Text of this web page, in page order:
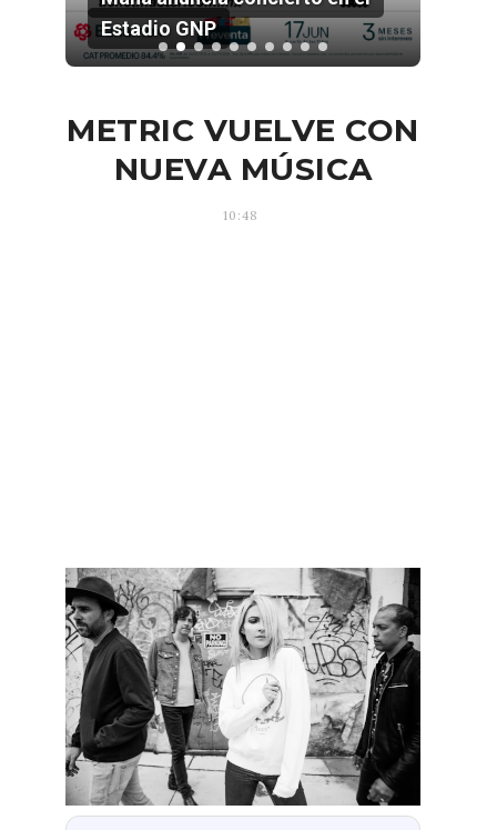
Estadio GNP
METRIC VUELVE CON
NUEVA MÚSICA
10:48